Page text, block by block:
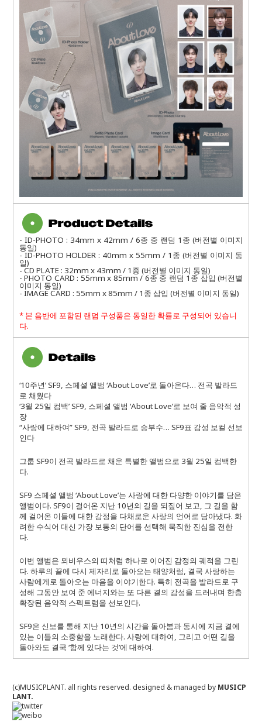
- ID-PHOTO : 34mm x 42mm / 6종 중 랜덤 1종 (버전별 이미지
동일)
- ID-PHOTO HOLDER : 40mm x 55mm / 1종 (버전별 이미지 동
일)
- CD PLATE : 32mm x 43mm / 1종 (버전별 이미지 동일)
- PHOTO CARD : 55mm x 85mm / 6종 중 랜덤 1종 삽입 (버전별
이미지 동일)
- IMAGE CARD : 55mm x 85mm / 1종 삽입 (버전별 이미지 동일)
* 본 음반에 포함된 랜덤 구성품은 동일한 확률로 구성되어 있습니
다.
‘10주년’ SF9, 스페셜 앨범 ‘About Love’로 돌아온다… 전곡 발라드
로 채웠다
‘3월 25일 컴백’ SF9, 스페셜 앨범 ‘About Love’로 보여 줄 음악적 성
장
“사랑에 대하여” SF9, 전곡 발라드로 승부수… SF9표 감성 보컬 선보
인다
그룹 SF9이 전곡 발라드로 채운 특별한 앨범으로 3월 25일 컴백한
다.
SF9 스페셜 앨범 ‘About Love’는 사랑에 대한 다양한 이야기를 담은
앨범이다. SF9이 걸어온 지난 10년의 길을 되짚어 보고, 그 길을 함
께 걸어온 이들에 대한 감정을 다채로운 사랑의 언어로 담아냈다. 화
려한 수식어 대신 가장 보통의 단어를 선택해 묵직한 진심을 전한
다.
이번 앨범은 뫼비우스의 띠처럼 하나로 이어진 감정의 궤적을 그린
다. 하루의 끝에 다시 제자리로 돌아오는 태양처럼, 결국 사랑하는
사람에게로 돌아오는 마음을 이야기한다. 특히 전곡을 발라드로 구
성해 그동안 보여 준 에너지와는 또 다른 결의 감성을 드러내며 한층
확장된 음악적 스펙트럼을 선보인다.
SF9은 신보를 통해 지난 10년의 시간을 돌아봄과 동시에 지금 곁에
있는 이들의 소중함을 노래한다. 사랑에 대하여, 그리고 어떤 길을
돌아와도 결국 ‘함께 있다는 것’에 대하여.
(c)MUSICPLANT. all rights reserved. designed & managed by MUSICP
LANT.